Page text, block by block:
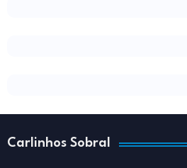
Carlinhos Sobral